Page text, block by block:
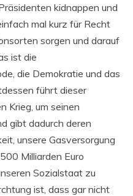
kidnappen und
mal kurz für Recht
sorgen und darauf
ist die
die Demokratie und das
führt dieser
Krieg, um seinen
gibt dadurch deren
unsere Gasversorgung
Milliarden Euro
Sozialstaat zu
ist, dass gar nicht